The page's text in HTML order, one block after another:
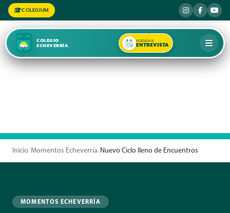
COLEGIUM
COLEGIO
ECHEVERRÍA
AGENDAR
ENTREVISTA
Inicio/Momentos Echeverría/Nuevo Ciclo lleno de Encuentros
MOMENTOS ECHEVERRÍA